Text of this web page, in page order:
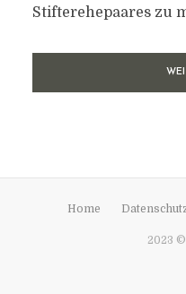
Stifterehepaares zu
Home
2023